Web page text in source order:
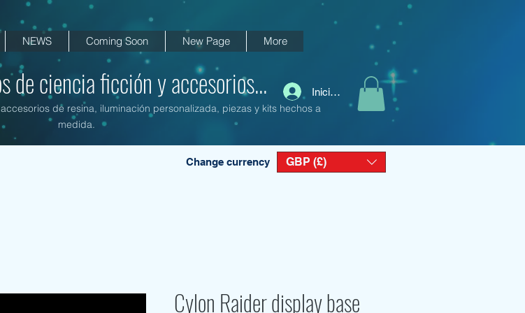
NEWS Coming Soon New Page More
Iniciar sesión
de ciencia ficción y accesorios...
de resina, iluminación personalizada, piezas y kits hechos a
medida.
Change currency GBP (£)
Cylon Raider display base